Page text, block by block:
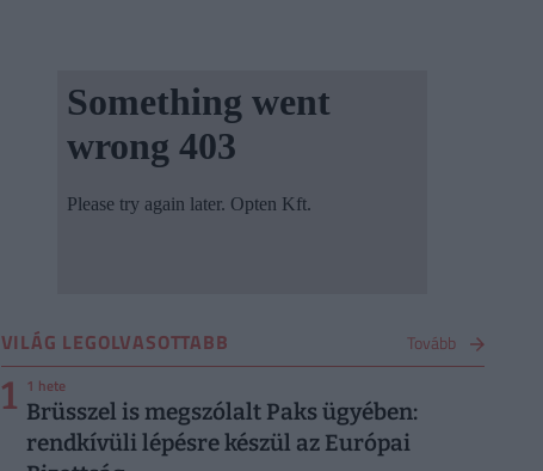
VILÁG LEGOLVASOTTABB Tovább
1 1 hete
Brüsszel is megszólalt Paks ügyében:
rendkívüli lépésre készül az Európai